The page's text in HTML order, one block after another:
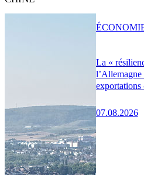
La «
l’Allemagne
exportations
07.08.2026